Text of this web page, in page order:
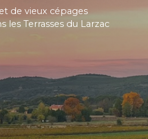
de vieux cépages
les Terrasses du Larzac